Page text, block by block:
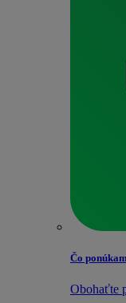
Čo
Obohaťte